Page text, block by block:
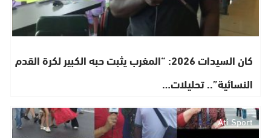
​كان السيدات 2026: “المغرب يثبت حبه الكبير لكرة القدم
النسائية”.. تحليلات…
Ati Sport